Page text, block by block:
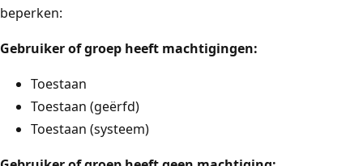
beperken:
Gebruiker of groep heeft machtigingen:
Toestaan
Toestaan (geërfd)
Toestaan (systeem)